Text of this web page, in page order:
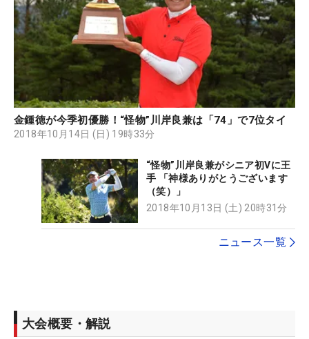
金鍾徳が今季初優勝！“怪物”川岸良兼は「74」で7位タイ
2018年10月14日 (日) 19時33分
“怪物”川岸良兼がシニア初Vに王
手 「神様ありがとうございます
（笑）」
2018年10月13日 (土) 20時31分
ニュース一覧
大会概要・解説